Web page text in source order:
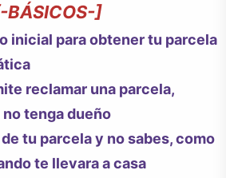
BÁSICOS-]
inicial para obtener tu parcela
reclamar una parcela,
tenga dueño
tu parcela y no sabes, como
te llevara a casa